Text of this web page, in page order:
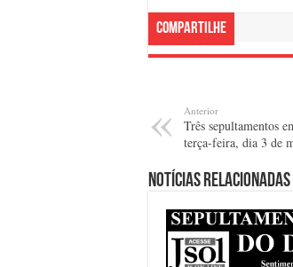
Compartilhe
Anterior
Três sepultamentos
terça-feira, dia 3 de
Notícias relacionadas